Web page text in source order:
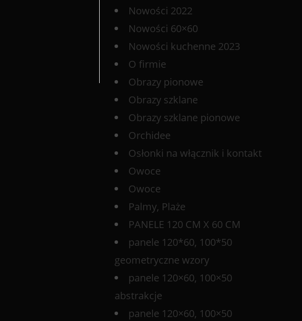
Nowości 2022
Nowości 60×60
Nowości kuchenne 2023
O firmie
Obrazy pionowe
Obrazy szklane
Obrazy szklane pionowe
Orchidee
Osłonki na włącznik i kontakt
Owoce
Owoce
Palmy, Plaże
PANELE 120 CM X 60 CM
panele 120*60, 100*50
geometryczne wzory
panele 120×60, 100×50
abstrakcje
panele 120×60, 100×50